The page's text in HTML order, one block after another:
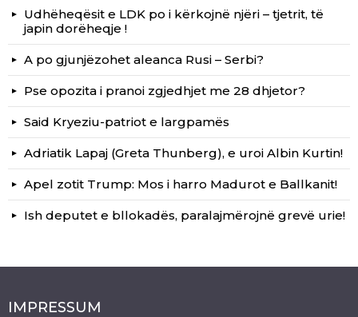
Udhëheqësit e LDK po i kërkojnë njëri – tjetrit, të
japin dorëheqje !
A po gjunjëzohet aleanca Rusi – Serbi?
Pse opozita i pranoi zgjedhjet me 28 dhjetor?
Said Kryeziu-patriot e largpamës
Adriatik Lapaj (Greta Thunberg), e uroi Albin Kurtin!
Apel zotit Trump: Mos i harro Madurot e Ballkanit!
Ish deputet e bllokadës, paralajmërojnë grevë urie!
IMPRESSUM